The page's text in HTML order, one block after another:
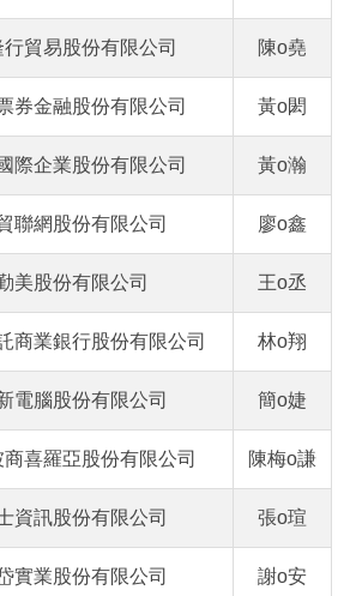
貿易股份有限公司 陳o堯
券金融股份有限公司 黃o閎
際企業股份有限公司 黃o瀚
聯網股份有限公司 廖o鑫
美股份有限公司 王o丞
商業銀行股份有限公司 林o翔
電腦股份有限公司 簡o婕
商喜羅亞股份有限公司 陳梅o謙
資訊股份有限公司 張o瑄
實業股份有限公司 謝o安